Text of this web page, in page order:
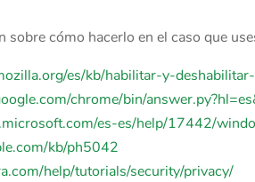
cómo hacerlo en el caso que
es/kb/habilitar-y-
chrome/bin/
es-es/help/17442/
kb/ph5042
help/tutorials/security/privacy/